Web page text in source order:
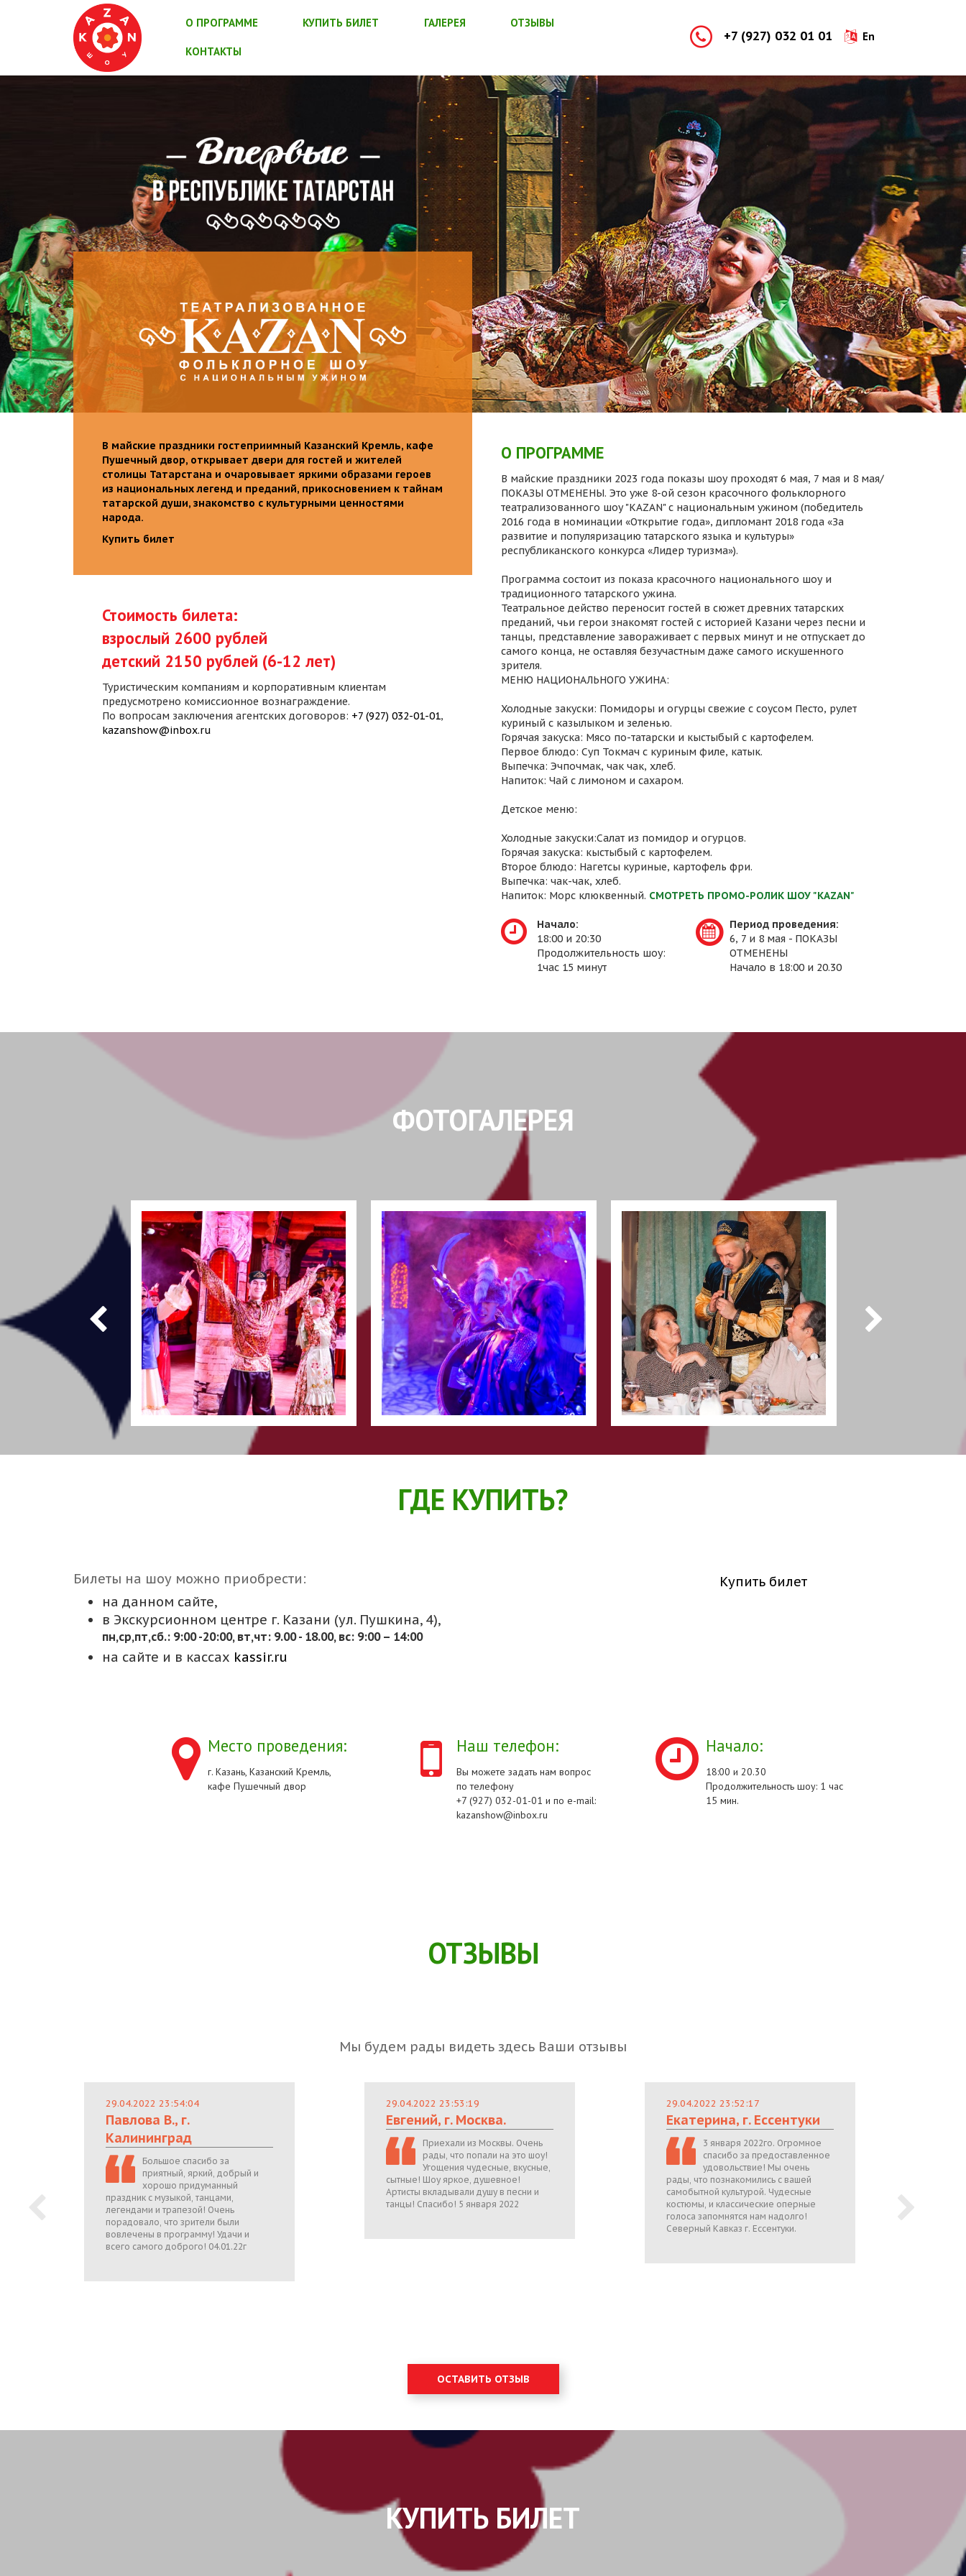
О ПРОГРАММЕ КУПИТЬ БИЛЕТ ГАЛЕРЕЯ ОТЗЫВЫ
КОНТАКТЫ
+7 (927) 032 01 01 En
В майские праздники гостеприимный Казанский Кремль, кафе
Пушечный двор, открывает двери для гостей и жителей
столицы Татарстана и очаровывает яркими образами героев
из национальных легенд и преданий, прикосновением к тайнам
татарской души, знакомство с культурными ценностями
народа.
Купить билет
Стоимость билета:
взрослый 2600 рублей
детский 2150 рублей (6-12 лет)
Туристическим компаниям и корпоративным клиентам
предусмотрено комиссионное вознаграждение.
По вопросам заключения агентских договоров: +7 (927) 032-01-01,
kazanshow@inbox.ru
О ПРОГРАММЕ
В майские праздники 2023 года показы шоу проходят 6 мая, 7 мая и 8 мая/
ПОКАЗЫ ОТМЕНЕНЫ. Это уже 8-ой сезон красочного фольклорного
театрализованного шоу "KAZAN" с национальным ужином (победитель
2016 года в номинации «Открытие года», дипломант 2018 года «За
развитие и популяризацию татарского языка и культуры»
республиканского конкурса «Лидер туризма»).
Программа состоит из показа красочного национального шоу и
традиционного татарского ужина.
Театральное действо переносит гостей в сюжет древних татарских
преданий, чьи герои знакомят гостей с историей Казани через песни и
танцы, представление завораживает с первых минут и не отпускает до
самого конца, не оставляя безучастным даже самого искушенного
зрителя.
МЕНЮ НАЦИОНАЛЬНОГО УЖИНА:
Холодные закуски: Помидоры и огурцы свежие с соусом Песто, рулет
куриный с казылыком и зеленью.
Горячая закуска: Мясо по-татарски и кыстыбый с картофелем.
Первое блюдо: Суп Токмач с куриным филе, катык.
Выпечка: Эчпочмак, чак чак, хлеб.
Напиток: Чай с лимоном и сахаром.
Детское меню:
Холодные закуски:Салат из помидор и огурцов.
Горячая закуска: кыстыбый с картофелем.
Второе блюдо: Нагетсы куриные, картофель фри.
Выпечка: чак-чак, хлеб.
Напиток: Морс клюквенный. СМОТРЕТЬ ПРОМО-РОЛИК ШОУ "KAZAN"
Начало:
18:00 и 20:30
Продолжительность шоу:
1час 15 минут
Период проведения:
6, 7 и 8 мая - ПОКАЗЫ
ОТМЕНЕНЫ
Начало в 18:00 и 20.30
ФОТОГАЛЕРЕЯ
ГДЕ КУПИТЬ?
Билеты на шоу можно приобрести:
на данном сайте,
в Экскурсионном центре г. Казани (ул. Пушкина, 4),
пн,cр,пт,сб.: 9:00 -20:00, вт,чт: 9.00 - 18.00, вс: 9:00 – 14:00
на сайте и в кассах kassir.ru
Купить билет
Место проведения:
г. Казань, Казанский Кремль,
кафе Пушечный двор
Наш телефон:
Вы можете задать нам вопрос
по телефону
+7 (927) 032-01-01 и по e-mail:
kazanshow@inbox.ru
Начало:
18:00 и 20.30
Продолжительность шоу: 1 час
15 мин.
ОТЗЫВЫ
Мы будем рады видеть здесь Ваши отзывы
29.04.2022 23:54:04
Павлова В., г.
Калининград
Большое спасибо за
приятный, яркий, добрый и
хорошо придуманный
праздник с музыкой, танцами,
легендами и трапезой! Очень
порадовало, что зрители были
вовлечены в программу! Удачи и
всего самого доброго! 04.01.22г
29.04.2022 23:53:19
Евгений, г. Москва.
Приехали из Москвы. Очень
рады, что попали на это шоу!
Угощения чудесные, вкусные,
сытные! Шоу яркое, душевное!
Артисты вкладывали душу в песни и
танцы! Спасибо! 5 января 2022
29.04.2022 23:52:17
Екатерина, г. Ессентуки
3 января 2022го. Огромное
спасибо за предоставленное
удовольствие! Мы очень
рады, что познакомились с вашей
самобытной культурой. Чудесные
костюмы, и классические оперные
голоса запомнятся нам надолго!
Северный Кавказ г. Ессентуки.
ОСТАВИТЬ ОТЗЫВ
КУПИТЬ БИЛЕТ